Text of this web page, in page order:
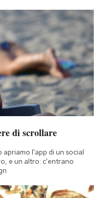
di scrollare
apriamo l'app di un social
e un altro: c'entrano